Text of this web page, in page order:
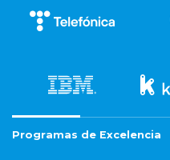
Programas de Excelencia